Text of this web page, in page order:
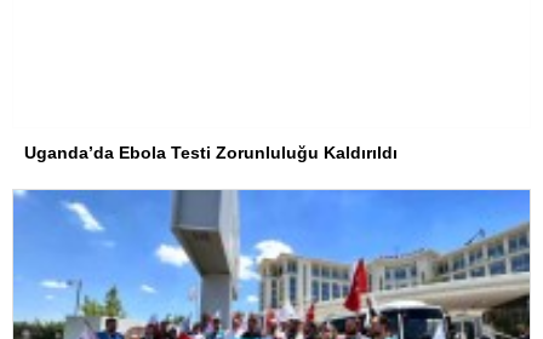
Uganda’da Ebola Testi Zorunluluğu Kaldırıldı